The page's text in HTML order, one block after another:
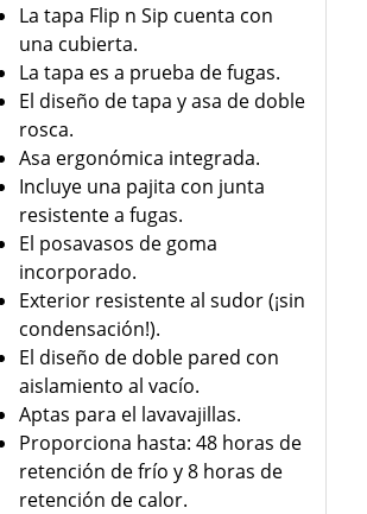
La tapa Flip n Sip cuenta con
una cubierta.
La tapa es a prueba de fugas.
El diseño de tapa y asa de doble
rosca.
Asa ergonómica integrada.
Incluye una pajita con junta
resistente a fugas.
El posavasos de goma
incorporado.
Exterior resistente al sudor (¡sin
condensación!).
El diseño de doble pared con
aislamiento al vacío.
Aptas para el lavavajillas.
Proporciona hasta: 48 horas de
retención de frío y 8 horas de
retención de calor.